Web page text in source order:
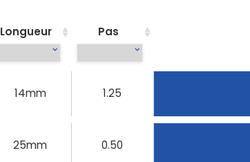
Longueur Pas
14mm 1.25
25mm 0.50